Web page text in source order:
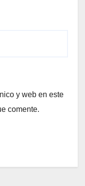
y web en este
comente.